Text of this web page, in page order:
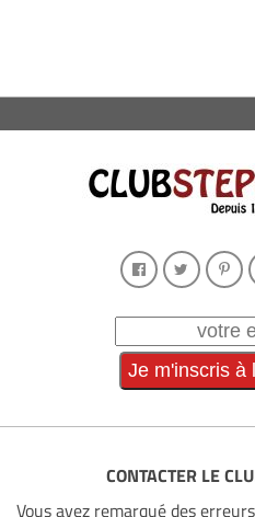
CONTACTER LE
Vous avez remarqué des